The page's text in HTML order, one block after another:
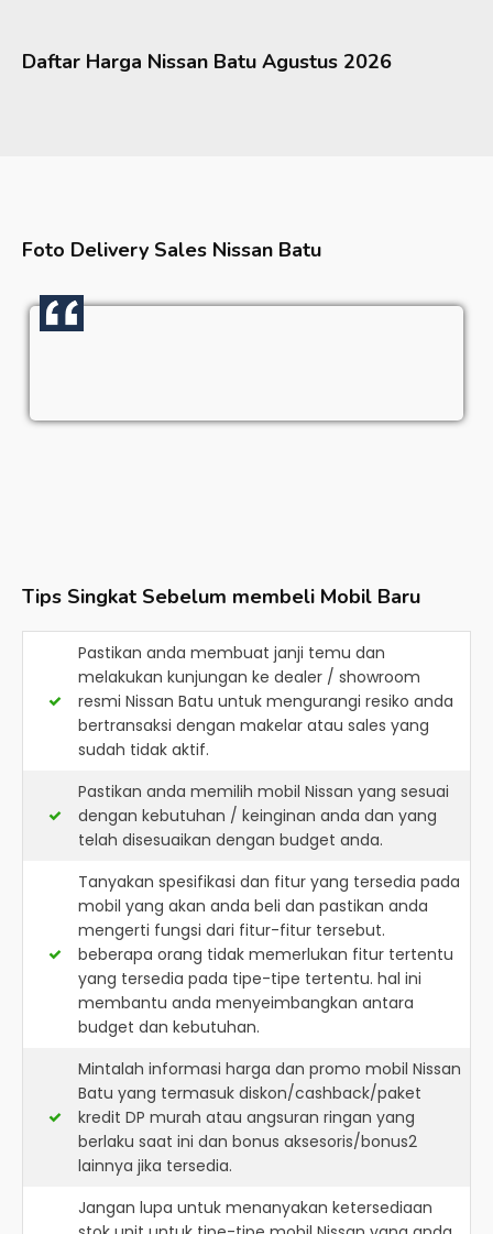
Daftar Harga Nissan Batu Agustus 2026
Foto Delivery Sales Nissan Batu
Tips Singkat Sebelum membeli Mobil Baru
Pastikan anda membuat janji temu dan
melakukan kunjungan ke dealer / showroom
resmi Nissan Batu untuk mengurangi resiko anda
bertransaksi dengan makelar atau sales yang
sudah tidak aktif.
Pastikan anda memilih mobil Nissan yang sesuai
dengan kebutuhan / keinginan anda dan yang
telah disesuaikan dengan budget anda.
Tanyakan spesifikasi dan fitur yang tersedia pada
mobil yang akan anda beli dan pastikan anda
mengerti fungsi dari fitur-fitur tersebut.
beberapa orang tidak memerlukan fitur tertentu
yang tersedia pada tipe-tipe tertentu. hal ini
membantu anda menyeimbangkan antara
budget dan kebutuhan.
Mintalah informasi harga dan promo mobil Nissan
Batu yang termasuk diskon/cashback/paket
kredit DP murah atau angsuran ringan yang
berlaku saat ini dan bonus aksesoris/bonus2
lainnya jika tersedia.
Jangan lupa untuk menanyakan ketersediaan